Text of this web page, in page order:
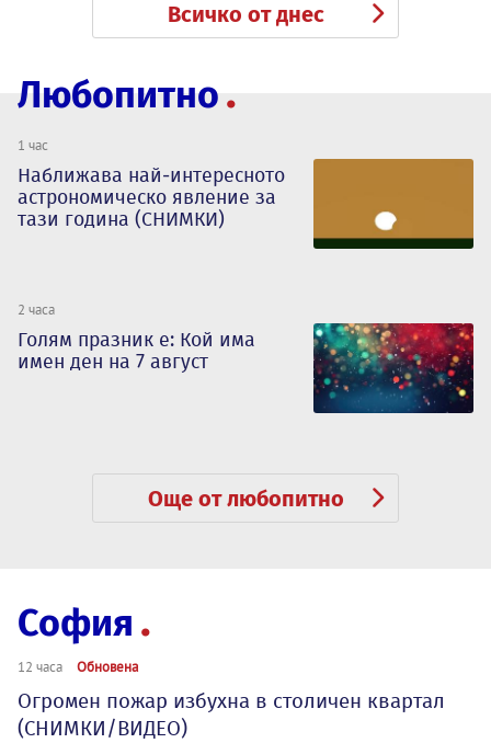
Всичко от днес
Любопитно
1 час
Наближава най-интересното
астрономическо явление за
тази година (СНИМКИ)
2 часа
Голям празник е: Кой има
имен ден на 7 август
Още от любопитно
София
12 часа Обновена
Огромен пожар избухна в столичен квартал
(СНИМКИ/ВИДЕО)